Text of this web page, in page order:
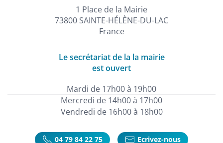
1 Place de la Mairie
73800 SAINTE-HÉLÈNE-DU-LAC
France
Le secrétariat de la la mairie
est ouvert
Mardi de 17h00 à 19h00
Mercredi de 14h00 à 17h00
Vendredi de 16h00 à 18h00
04 79 84 22 75 Ecrivez-nous